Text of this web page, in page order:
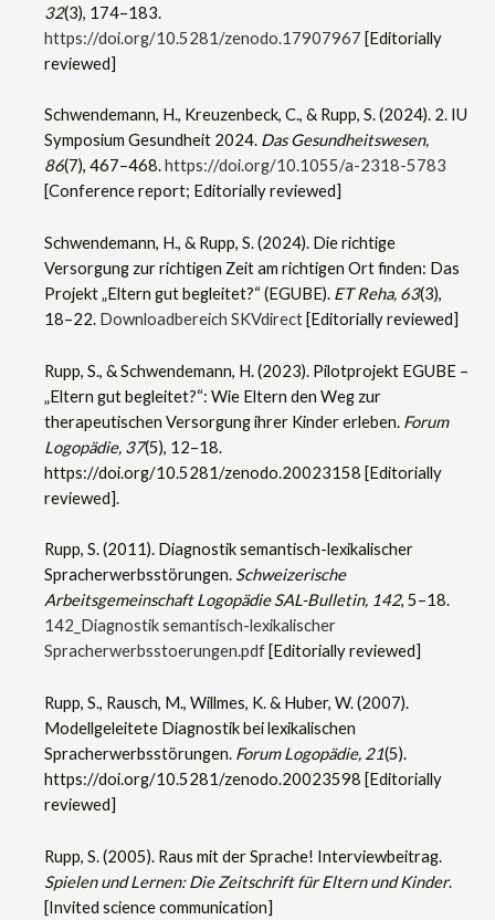
32(3), 174–183.
https://doi.org/10.5281/zenodo.17907967 [Editorially
reviewed]
Schwendemann, H., Kreuzenbeck, C., & Rupp, S. (2024). 2. IU
Symposium Gesundheit 2024. Das Gesundheitswesen,
86(7), 467–468.https://doi.org/10.1055/a-2318-5783
[Conference report; Editorially reviewed]
Schwendemann, H., & Rupp, S. (2024). Die richtige
Versorgung zur richtigen Zeit am richtigen Ort finden: Das
Projekt „Eltern gut begleitet?“ (EGUBE). ET Reha, 63(3),
18–22. Downloadbereich SKVdirect[Editorially reviewed]
Rupp, S., & Schwendemann, H. (2023). Pilotprojekt EGUBE –
„Eltern gut begleitet?“: Wie Eltern den Weg zur
therapeutischen Versorgung ihrer Kinder erleben. Forum
Logopädie, 37(5), 12–18.
https://doi.org/10.5281/zenodo.20023158 [Editorially
reviewed].
Rupp, S. (2011). Diagnostik semantisch-lexikalischer
Spracherwerbsstörungen. Schweizerische
Arbeitsgemeinschaft Logopädie SAL-Bulletin, 142, 5–18.
142_Diagnostik semantisch-lexikalischer
Spracherwerbsstoerungen.pdf [Editorially reviewed]
Rupp, S., Rausch, M., Willmes, K. & Huber, W. (2007).
Modellgeleitete Diagnostik bei lexikalischen
Spracherwerbsstörungen. Forum Logopädie, 21(5).
https://doi.org/10.5281/zenodo.20023598 [Editorially
reviewed]
Rupp, S. (2005). Raus mit der Sprache! Interviewbeitrag.
Spielen und Lernen: Die Zeitschrift für Eltern und Kinder.
[Invited science communication]